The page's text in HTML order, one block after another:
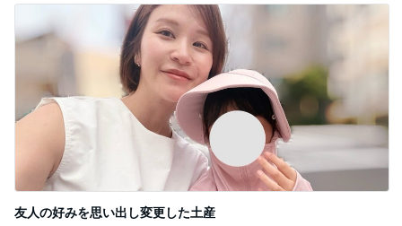
友人の好みを思い出し変更した土産